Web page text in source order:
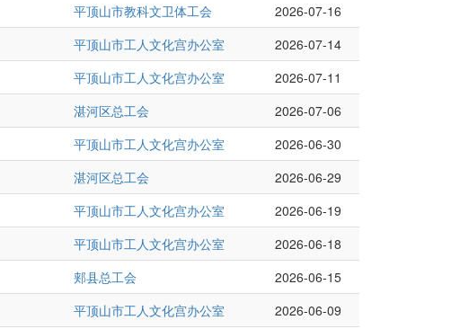
平顶山市教科文卫体工会
2026-07-16
平顶山市工人文化宫办公室
2026-07-14
平顶山市工人文化宫办公室
2026-07-11
湛河区总工会
2026-07-06
平顶山市工人文化宫办公室
2026-06-30
湛河区总工会
2026-06-29
平顶山市工人文化宫办公室
2026-06-19
平顶山市工人文化宫办公室
2026-06-18
郏县总工会
2026-06-15
平顶山市工人文化宫办公室
2026-06-09